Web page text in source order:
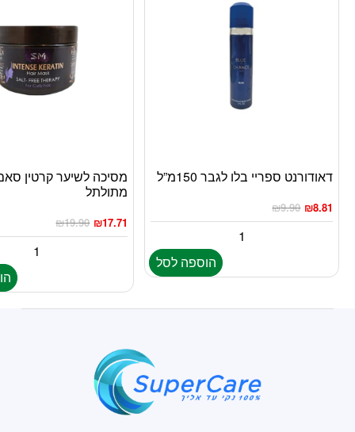
דאודורנט ספריי בלו לגבר 150מ”ל
₪9.90 ₪8.81
הוספה לסל
מסיכה לשיער קרטין
מתולתל
₪19.90 ₪17.71